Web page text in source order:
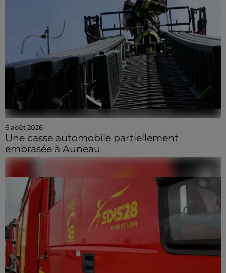
6 août 2026
Une casse automobile partiellement
embrasée à Auneau